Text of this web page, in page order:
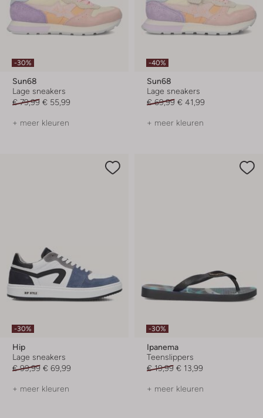
-30%
Sun68
Lage sneakers
€ 79,99 € 55,99
+ meer kleuren
-40%
Sun68
Lage sneakers
€ 69,99 € 41,99
+ meer kleuren
-30%
Hip
Lage sneakers
€ 99,99 € 69,99
+ meer kleuren
-30%
Ipanema
Teenslippers
€ 19,99 € 13,99
+ meer kleuren